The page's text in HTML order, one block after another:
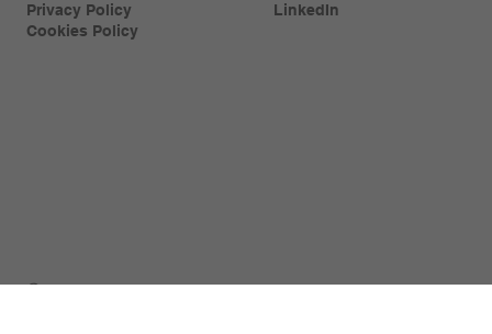
Privacy Policy
Cookies Policy
Contact
LinkedIn